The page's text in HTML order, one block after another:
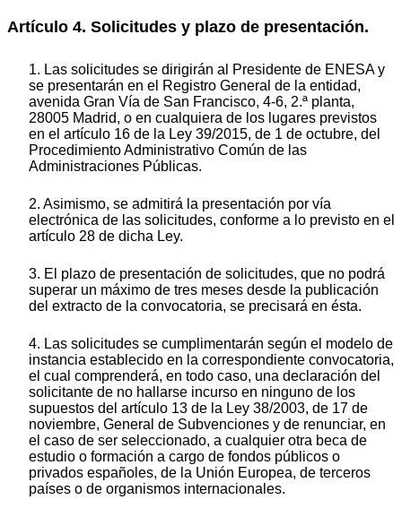
Artículo 4. Solicitudes y plazo de presentación.
1. Las solicitudes se dirigirán al Presidente de ENESA y
se presentarán en el Registro General de la entidad,
avenida Gran Vía de San Francisco, 4-6, 2.ª planta,
28005 Madrid, o en cualquiera de los lugares previstos
en el artículo 16 de la Ley 39/2015, de 1 de octubre, del
Procedimiento Administrativo Común de las
Administraciones Públicas.
2. Asimismo, se admitirá la presentación por vía
electrónica de las solicitudes, conforme a lo previsto en el
artículo 28 de dicha Ley.
3. El plazo de presentación de solicitudes, que no podrá
superar un máximo de tres meses desde la publicación
del extracto de la convocatoria, se precisará en ésta.
4. Las solicitudes se cumplimentarán según el modelo de
instancia establecido en la correspondiente convocatoria,
el cual comprenderá, en todo caso, una declaración del
solicitante de no hallarse incurso en ninguno de los
supuestos del artículo 13 de la Ley 38/2003, de 17 de
noviembre, General de Subvenciones y de renunciar, en
el caso de ser seleccionado, a cualquier otra beca de
estudio o formación a cargo de fondos públicos o
privados españoles, de la Unión Europea, de terceros
países o de organismos internacionales.